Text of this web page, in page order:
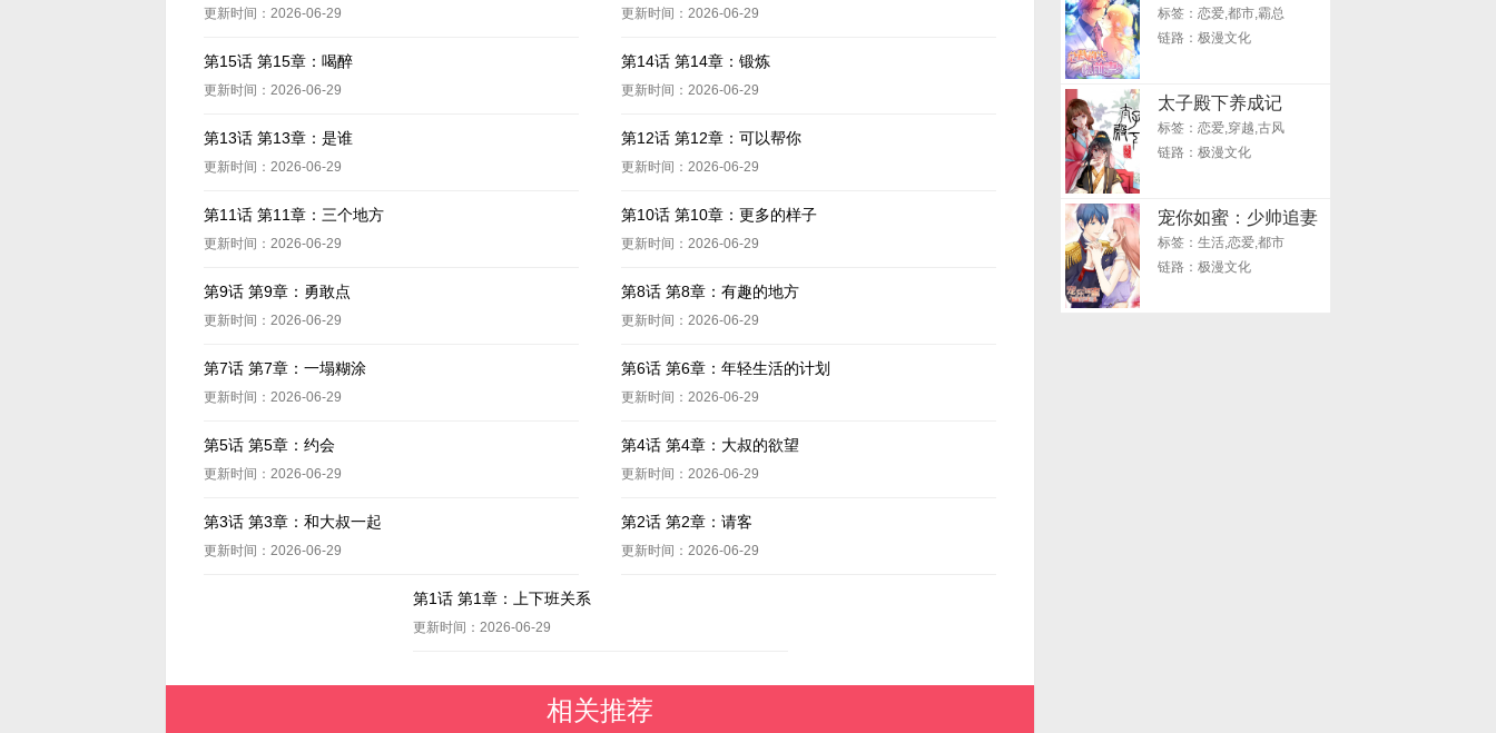
更新时间：2026-06-29 更新时间：2026-06-29
第15话 第15章：喝醉
更新时间：2026-06-29
第14话 第14章：锻炼
更新时间：2026-06-29
第13话 第13章：是谁
更新时间：2026-06-29
第12话 第12章：可以帮你
更新时间：2026-06-29
第11话 第11章：三个地方
更新时间：2026-06-29
第10话 第10章：更多的样子
更新时间：2026-06-29
第9话 第9章：勇敢点
更新时间：2026-06-29
第8话 第8章：有趣的地方
更新时间：2026-06-29
第7话 第7章：一塌糊涂
更新时间：2026-06-29
第6话 第6章：年轻生活的计划
更新时间：2026-06-29
第5话 第5章：约会
更新时间：2026-06-29
第4话 第4章：大叔的欲望
更新时间：2026-06-29
第3话 第3章：和大叔一起
更新时间：2026-06-29
第2话 第2章：请客
更新时间：2026-06-29
第1话 第1章：上下班关系
更新时间：2026-06-29
相关推荐
标签：恋爱,都市,霸总
链路：极漫文化
太子殿下养成记
标签：恋爱,穿越,古风
链路：极漫文化
宠你如蜜：少帅追妻
标签：生活,恋爱,都市
链路：极漫文化